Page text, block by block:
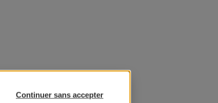
Continuer sans accepter